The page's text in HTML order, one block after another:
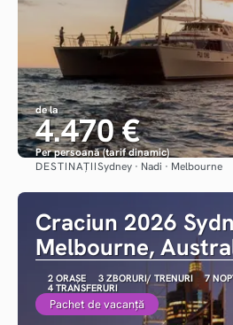
de la
4.470 €
Per persoană (tarif dinamic)
Vezi detalii
DESTINAȚIISydney · Nadi · Melbourne
Craciun 2026
Melbourne,
2 ORAȘE 3 ZBORURI/ TRENURI 7
4 TRANSFERURI
Pachet de vacanță